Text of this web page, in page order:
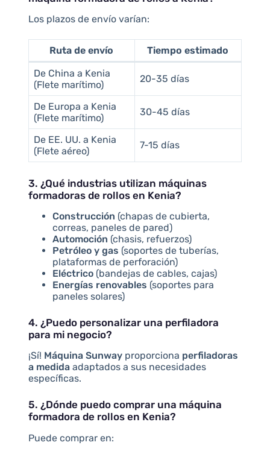
Los plazos de envío varían:
Ruta de envío
Tiempo estimado
De China a Kenia
(Flete marítimo)
20-35 días
De Europa a Kenia
(Flete marítimo)
30-45 días
De EE. UU. a Kenia
(Flete aéreo)
7-15 días
3. ¿Qué industrias utilizan máquinas
formadoras de rollos en Kenia?
Construcción (chapas de cubierta,
correas, paneles de pared)
Automoción (chasis, refuerzos)
Petróleo y gas (soportes de tuberías,
plataformas de perforación)
Eléctrico(bandejas de cables, cajas)
Energías renovables (soportes para
paneles solares)
4. ¿Puedo personalizar una perfiladora
para mi negocio?
¡Sí! Máquina Sunwayproporciona perfiladoras
a medidaadaptados a sus necesidades
específicas.
5. ¿Dónde puedo comprar una máquina
formadora de rollos en Kenia?
Puede comprar en: